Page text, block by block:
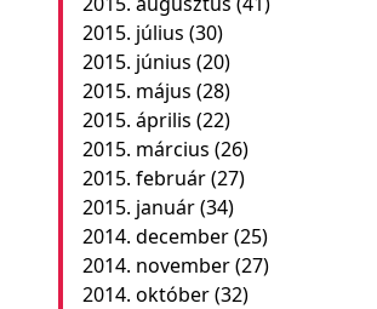
2015. július (30)
2015. június (20)
2015. május (28)
2015. április (22)
2015. március (26)
2015. február(27)
2015. január(34)
2014. december(25)
2014. november(27)
2014. október(32)